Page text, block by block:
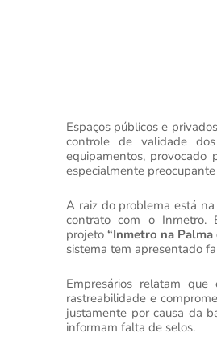
Espaços públicos e
controle de validade
equipamentos, provocado
especialmente
A raiz do problema está
contrato com o
projeto “Inmetro na Palma
sistema tem apresentado
Empresários relatam
rastreabilidade e
justamente por causa da
informam falta de selos.